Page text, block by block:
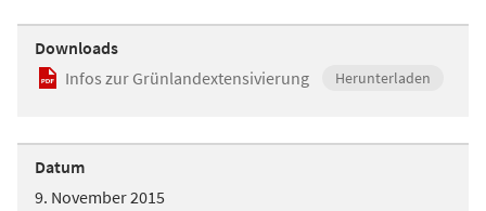
Downloads
Infos zur Grünlandextensivierung
Herunterladen
Datum
9. November 2015